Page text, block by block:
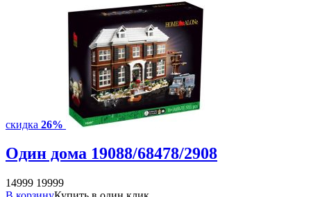
скидка 26%
Один дома 19088/68478/2908
14999 19999